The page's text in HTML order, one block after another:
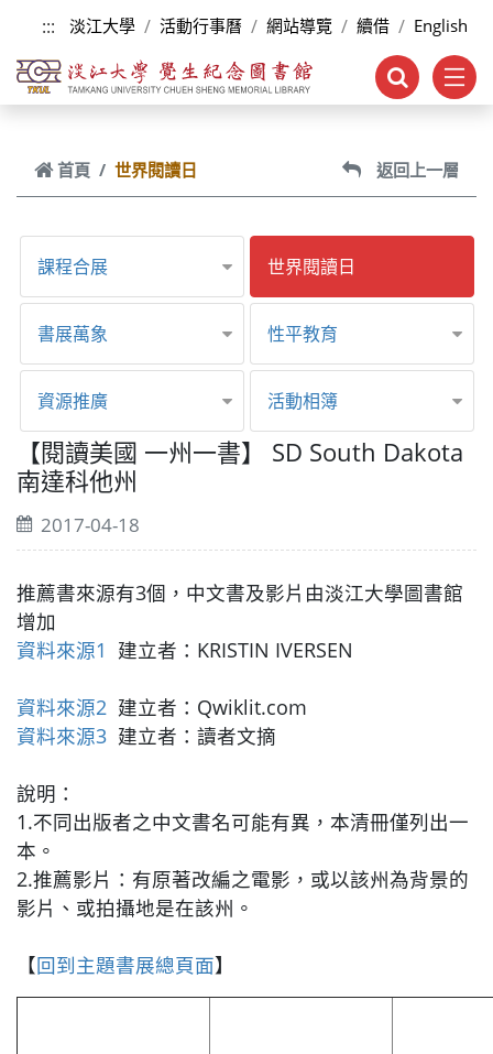
跳到主要內容
::: 淡江大學 活動行事曆 網站導覽 續借 English
首頁 世界閱讀日 返回上一層
課程合展 世界閱讀日
書展萬象 性平教育
資源推廣 活動相簿
【閱讀美國 一州一書】 SD South Dakota
南達科他州
2017-04-18
推薦書來源有3個，中文書及影片由淡江大學圖書館
增加
資料來源1 建立者：KRISTIN IVERSEN
資料來源2 建立者：Qwiklit.com
資料來源3 建立者：讀者文摘
說明：
1.不同出版者之中文書名可能有異，本清冊僅列出一
本。
2.推薦影片：有原著改編之電影，或以該州為背景的
影片、或拍攝地是在該州。
【回到主題書展總頁面】